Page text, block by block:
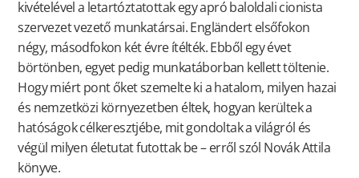
kivételével a letartóztatottak egy apró baloldali cionista
szervezet vezető munkatársai. Engländert elsőfokon
négy, másodfokon két évre ítélték. Ebből egy évet
börtönben, egyet pedig munkatáborban kellett töltenie.
Hogy miért pont őket szemelte ki a hatalom, milyen hazai
és nemzetközi környezetben éltek, hogyan kerültek a
hatóságok célkeresztjébe, mit gondoltak a világról és
végül milyen életutat futottak be – erről szól Novák Attila
könyve.